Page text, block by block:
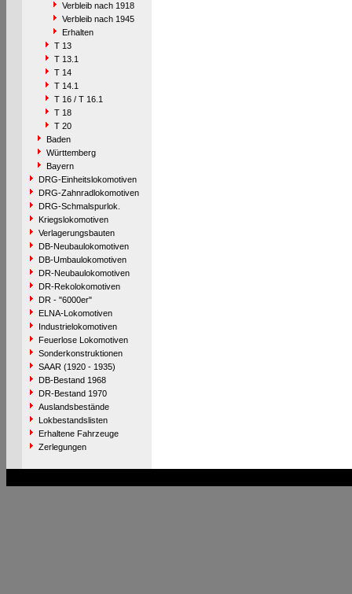
Verbleib nach 1918
Verbleib nach 1945
Erhalten
T 13
T 13.1
T 14
T 14.1
T 16 / T 16.1
T 18
T 20
Baden
Württemberg
Bayern
DRG-Einheitslokomotiven
DRG-Zahnradlokomotiven
DRG-Schmalspurlok.
Kriegslokomotiven
Verlagerungsbauten
DB-Neubaulokomotiven
DB-Umbaulokomotiven
DR-Neubaulokomotiven
DR-Rekolokomotiven
DR - "6000er"
ELNA-Lokomotiven
Industrielokomotiven
Feuerlose Lokomotiven
Sonderkonstruktionen
SAAR (1920 - 1935)
DB-Bestand 1968
DR-Bestand 1970
Auslandsbestände
Lokbestandslisten
Erhaltene Fahrzeuge
Zerlegungen